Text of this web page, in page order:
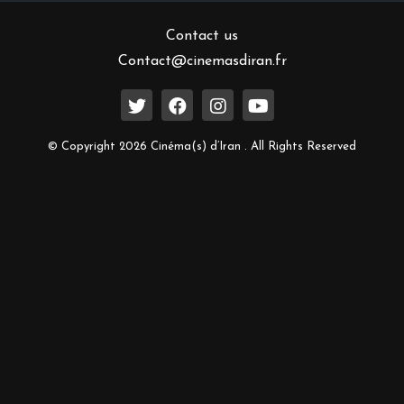
Contact us
Contact@cinemasdiran.fr
© Copyright 2026 Cinéma(s) d’Iran . All Rights Reserved